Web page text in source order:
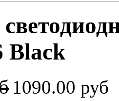
Black
1090.00 руб